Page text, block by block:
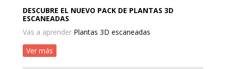
DESCUBRE EL NUEVO PACK DE PLANTAS 3D
ESCANEADAS
Vas a aprender Plantas 3D escaneadas
Ver más